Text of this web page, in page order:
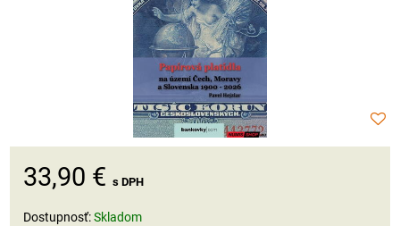
33,90 € s DPH
Dostupnosť:Skladom